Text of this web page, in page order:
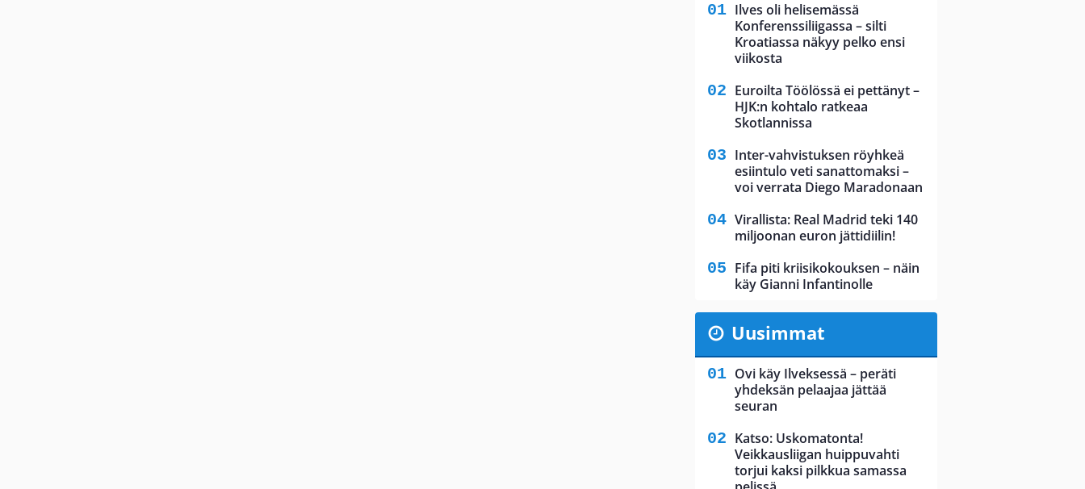
Ilves oli helisemässä
Konferenssiliigassa – silti
Kroatiassa näkyy pelko ensi
viikosta
Euroilta Töölössä ei pettänyt –
HJK:n kohtalo ratkeaa
Skotlannissa
Inter-vahvistuksen röyhkeä
esiintulo veti sanattomaksi –
voi verrata Diego Maradonaan
Virallista: Real Madrid teki 140
miljoonan euron jättidiilin!
Fifa piti kriisikokouksen – näin
käy Gianni Infantinolle
Uusimmat
Ovi käy Ilveksessä – peräti
yhdeksän pelaajaa jättää
seuran
Katso: Uskomatonta!
Veikkausliigan huippuvahti
torjui kaksi pilkkua samassa